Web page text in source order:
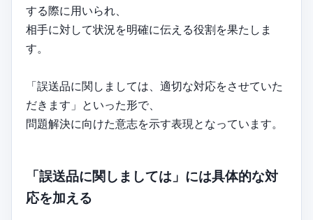
する際に用いられ、
相手に対して状況を明確に伝える役割を果たしま
す。
「誤送品に関しましては、適切な対応をさせていた
だきます」といった形で、
問題解決に向けた意志を示す表現となっています。
「誤送品に関しましては」には具体的な対
応を加える